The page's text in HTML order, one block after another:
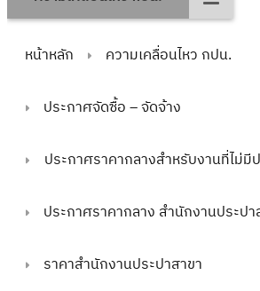
หน้าหลัก ความเคลื่อนไหว กปน.
ประกาศจัดซื้อ – จัดจ้าง
ประกาศราคากลางสำหรับงานที่ไม่
ประกาศราคากลาง สำนักงานประปา
ราคาสำนักงานประปาสาขา